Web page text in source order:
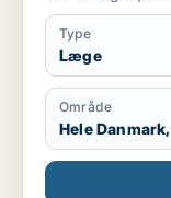
Type
Læge
Område
Hele